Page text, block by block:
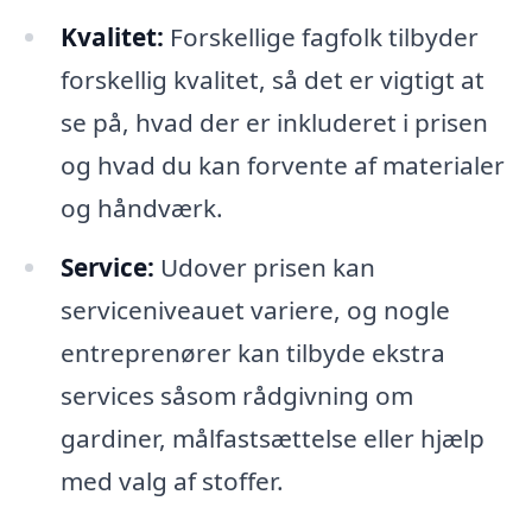
Kvalitet: Forskellige fagfolk tilbyder
forskellig kvalitet, så det er vigtigt at
se på, hvad der er inkluderet i prisen
og hvad du kan forvente af materialer
og håndværk.
Service: Udover prisen kan
serviceniveauet variere, og nogle
entreprenører kan tilbyde ekstra
services såsom rådgivning om
gardiner, målfastsættelse eller hjælp
med valg af stoffer.